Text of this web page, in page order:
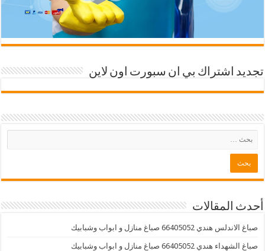
تجديد اشتراك بي ان سبورت اون لاين
أحدث المقالات
صباغ الاندلس هندي 66405052 صباغ منازل و ابواب وشبابيك
صباغ الشهداء هندي 66405052 صباغ منازل و ابواب وشبابيك